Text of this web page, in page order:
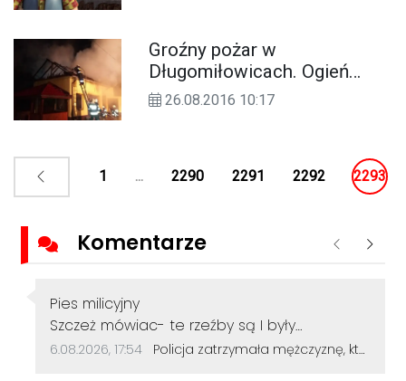
Groźny pożar w
Długomiłowicach. Ogień
gasiło blisko 40 strażaków.
26.08.2016 10:17
1 ... 2290 2291 2292 2293
Komentarze Poprzednie
Autor komentarza:
Pies milicyjny
Treść komentarza:
Szczeż mówiac- te rzeźby są I były
szkaradne. Chociaż teraz mają ciekawą
Data dodania komentarza:
6.08.2026, 17:54 Źródło komentarza:
Policja zatrzymała mężczyznę, który dewastował koziołki siekierą! Odcięte elementy zakopał w ogródku